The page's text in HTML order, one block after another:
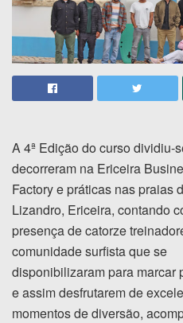
A 4ª Edição do curso dividiu-
decorreram na Ericeira
Factory e práticas nas praias
Lizandro, Ericeira, contando
presença de catorze
comunidade surfista que se
disponibilizaram para marcar
e assim desfrutarem de
momentos de diversão,